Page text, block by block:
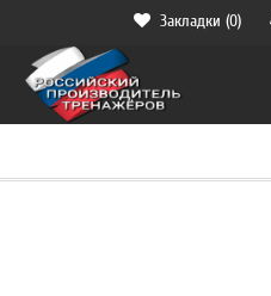
Закладки (0)